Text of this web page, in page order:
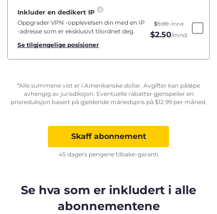
Inkluder en dedikert IP
Oppgrader VPN -opplevelsen din med en IP
-adresse som er eksklusivt tilordnet deg.
Se tilgjengelige posisjoner
$5.00 /mnd
$2.50/mnd
*Alle summene vist er i Amerikanske dollar. Avgifter kan påløpe
avhengig av jurisdiksjon. Eventuelle rabatter gjenspeiler en
prisreduksjon basert på gjeldende månedspris på $12.99per måned.
Skaff abonnement
45 dagers pengene tilbake-garanti
Se hva som er inkludert i alle
abonnementene